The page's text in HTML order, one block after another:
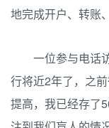
地完成开户、转账
一位参与电话
行将近2年了，之
提高，我已经存了